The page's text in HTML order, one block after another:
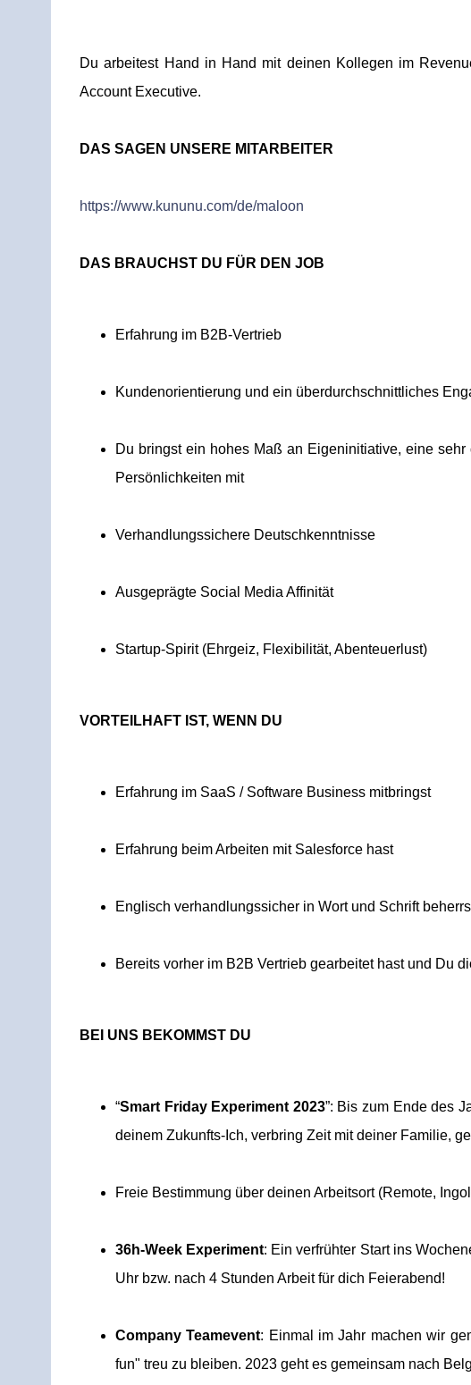
Du arbeitest Hand in Hand mit deinen Kollegen im
Account Executive.
DAS SAGEN UNSERE MITARBEITER
https://www.kununu.com/de/maloon
DAS BRAUCHST DU FÜR DEN JOB
Erfahrung im B2B-Vertrieb
Kundenorientierung und ein überdurchschnittliches
Du bringst ein hohes Maß an Eigeninitiative, eine
Persönlichkeiten mit
Verhandlungssichere Deutschkenntnisse
Ausgeprägte Social Media Affinität
Startup-Spirit (Ehrgeiz, Flexibilität, Abenteuerlust)
VORTEILHAFT IST, WENN DU
Erfahrung im SaaS / Software Business mitbringst
Erfahrung beim Arbeiten mit Salesforce hast
Englisch verhandlungssicher in Wort und Schrift
Bereits vorher im B2B Vertrieb gearbeitet hast und Du
BEI UNS BEKOMMST DU
“Smart Friday Experiment 2023”: Bis zum Ende des
deinem Zukunfts-Ich, verbring Zeit mit deiner Familie,
Freie Bestimmung über deinen Arbeitsort (Remote,
36h-Week Experiment: Ein verfrühter Start ins
Uhr bzw. nach 4 Stunden Arbeit für dich Feierabend!
Company Teamevent: Einmal im Jahr machen wir
fun" treu zu bleiben. 2023 geht es gemeinsam nach